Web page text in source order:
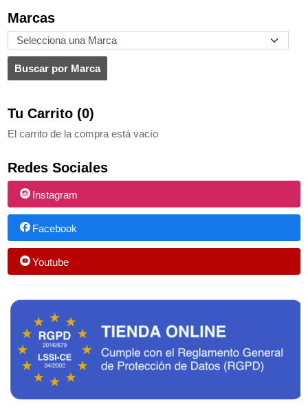
Marcas
Tu Carrito (0)
El carrito de la compra está vacío
Redes Sociales
Instagram
Facebook
Youtube